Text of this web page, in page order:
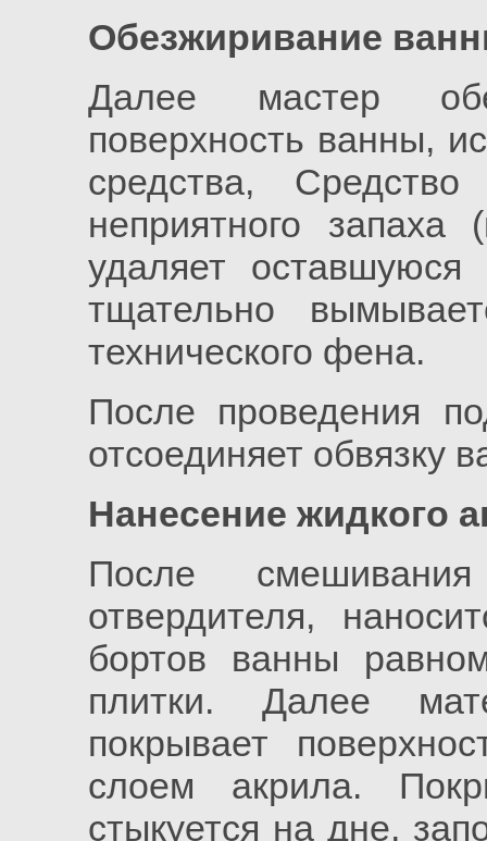
Обезжиривание
Далее мастер
поверхность ванны,
средства,
неприятного запаха
удаляет
тщательно
технического фена.
После проведения
отсоединяет обвязку
Нанесение жидкого
После
отвердителя,
бортов ванны
плитки. Далее
покрывает
слоем акрила.
стыкуется на дне,